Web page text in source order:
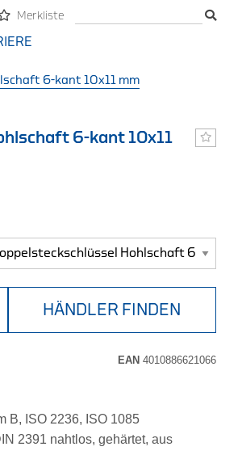
Merkliste
6-kant 10x11 mm
6-kant 10x11
HÄNDLER FINDEN
EAN 4010886621066
B, ISO 2236, ISO 1085
2391 nahtlos, gehärtet, aus